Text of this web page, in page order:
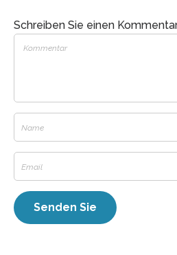
Schreiben Sie einen